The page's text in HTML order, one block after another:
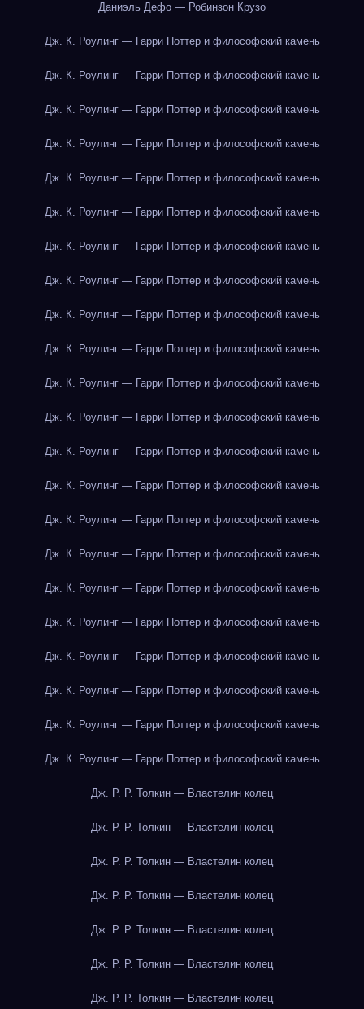
Даниэль Дефо — Робинзон Крузо
Дж. К. Роулинг — Гарри Поттер и философский камень
Дж. К. Роулинг — Гарри Поттер и философский камень
Дж. К. Роулинг — Гарри Поттер и философский камень
Дж. К. Роулинг — Гарри Поттер и философский камень
Дж. К. Роулинг — Гарри Поттер и философский камень
Дж. К. Роулинг — Гарри Поттер и философский камень
Дж. К. Роулинг — Гарри Поттер и философский камень
Дж. К. Роулинг — Гарри Поттер и философский камень
Дж. К. Роулинг — Гарри Поттер и философский камень
Дж. К. Роулинг — Гарри Поттер и философский камень
Дж. К. Роулинг — Гарри Поттер и философский камень
Дж. К. Роулинг — Гарри Поттер и философский камень
Дж. К. Роулинг — Гарри Поттер и философский камень
Дж. К. Роулинг — Гарри Поттер и философский камень
Дж. К. Роулинг — Гарри Поттер и философский камень
Дж. К. Роулинг — Гарри Поттер и философский камень
Дж. К. Роулинг — Гарри Поттер и философский камень
Дж. К. Роулинг — Гарри Поттер и философский камень
Дж. К. Роулинг — Гарри Поттер и философский камень
Дж. К. Роулинг — Гарри Поттер и философский камень
Дж. К. Роулинг — Гарри Поттер и философский камень
Дж. К. Роулинг — Гарри Поттер и философский камень
Дж. Р. Р. Толкин — Властелин колец
Дж. Р. Р. Толкин — Властелин колец
Дж. Р. Р. Толкин — Властелин колец
Дж. Р. Р. Толкин — Властелин колец
Дж. Р. Р. Толкин — Властелин колец
Дж. Р. Р. Толкин — Властелин колец
Дж. Р. Р. Толкин — Властелин колец